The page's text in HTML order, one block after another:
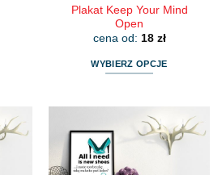
Plakat Keep Your Mind
Open
cena od: 18 zł
WYBIERZ OPCJE
wiele
wariantów.
Opcje